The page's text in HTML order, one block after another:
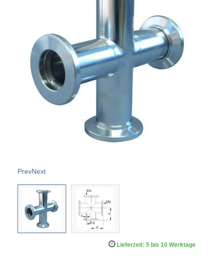
PrevNext
Lieferzeit: 5 bis 10 Werktage